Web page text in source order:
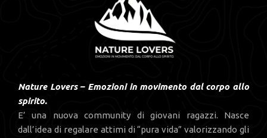
Nature Lovers – Emozioni in movimento dal corpo allo
spirito.
E’ una nuova community di giovani ragazzi. Nasce
dall’idea di regalare attimi di “pura vida” valorizzando gli